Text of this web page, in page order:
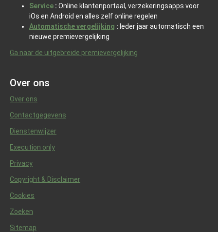
Service : Online klantenportaal, verzekeringsapps voor
iOs en Android en alles zelf online regelen
Automatische vergelijking : Ieder jaar automatisch een
nieuwe premievergelijking
Ga naar de uitgebreide premievergelijking
Over ons
Over ons
Contactgegevens
Dienstenwijzer
Execution only
Privacy
Copyright & Disclaimer
Cookies
Zoeken
Sitemap